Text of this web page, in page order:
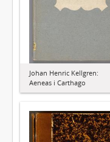
Johan Henric Kellgren:
Aeneas i Carthago